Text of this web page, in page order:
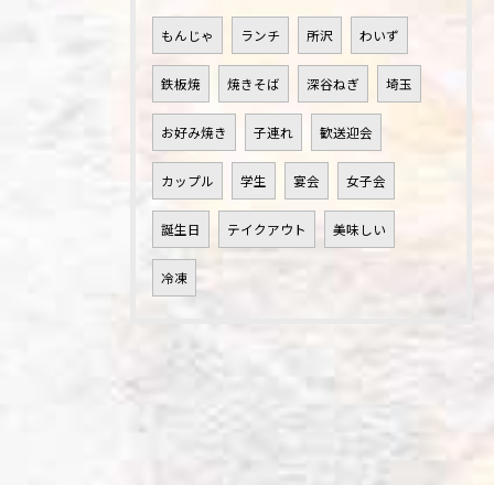
もんじゃ ランチ 所沢 わいず
鉄板焼 焼きそば 深谷ねぎ 埼玉
お好み焼き 子連れ 歓送迎会
カップル 学生 宴会 女子会
誕生日 テイクアウト 美味しい
冷凍